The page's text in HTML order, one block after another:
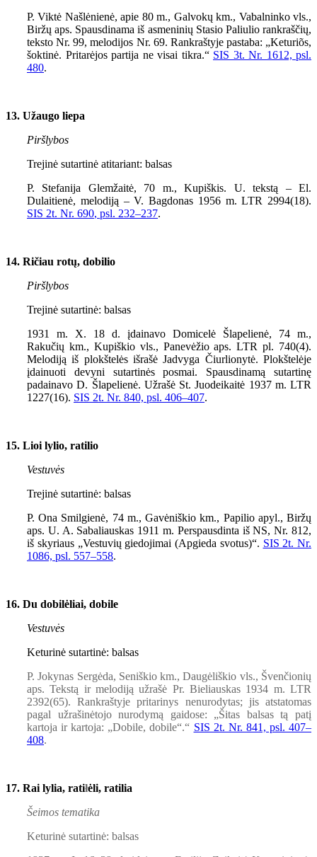
P. Viktė Našlėnienė, apie 80 m., Galvokų km., Vabalninko vls.,
Biržų aps. Spausdinama iš asmeninių Stasio Paliulio rankraščių,
teksto Nr.99, melodijos Nr. 69. Rankraštyje pastaba: „Keturiõs,
šoktinė. Pritarėjos partija ne visai tikra.“ SIS 3t. Nr. 1612, psl.
480.
13. Užaugo liepa
Piršlybos
Trejinė sutartinė atitariant: balsas
P. Stefanija Glemžaitė, 70 m., Kupiškis. U. tekstą – El.
Dulaitienė, melodiją – V. Bagdonas 1956m. LTR 2994(18).
SIS 2t. Nr. 690, psl. 232–237.
14. Ričiau rotų, dobilio
Piršlybos
Trejinė sutartinė: balsas
1931 m. X. 18 d. įdainavo Domicelė Šlapelienė, 74 m.,
Rakučių km., Kupiškio vls., Panevėžio aps. LTR pl. 740(4).
Melodiją iš plokštelės išrašė Jadvyga Čiurlionytė. Plokštelėje
įdainuoti devyni sutartinės posmai. Spausdinamą sutartinę
padainavo D. Šlapelienė. Užrašė St. Juodeikaitė 1937 m. LTR
1227(16). SIS 2t. Nr. 840, psl. 406–407.
15. Lioi lylio, ratilio
Vestuvės
Trejinė sutartinė: balsas
P. Ona Smilgienė, 74 m., Gavėniškio km., Papilio apyl., Biržų
aps. U. A. Sabaliauskas 1911 m. Perspausdinta iš NS, Nr. 812,
iš skyriaus „Vestuvių giedojimai (Apgieda svotus)“. SIS 2t. Nr.
1086, psl. 557–558.
16. Du dobilėliai, dobile
Vestuvės
Keturinė sutartinė: balsas
P. Jokynas Sergėda, Seniškio km., Daugėliškio vls., Švenčionių
aps. Tekstą ir melodiją užrašė Pr. Bieliauskas 1934 m. LTR
2392(65). Rankraštyje pritarinys nenurodytas; jis atstatomas
pagal užrašinėtojo nurodymą gaidose: „Šitas balsas tą patį
kartoja ir kartoja: „Dobile, dobile“.“ SIS 2t. Nr. 841, psl. 407–
408.
17. Rai lylia, ratiłėli, ratilia
Šeimos tematika
Keturinė sutartinė: balsas